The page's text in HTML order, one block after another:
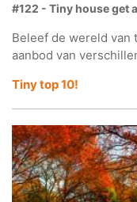
#122 - Tiny house get
Beleef de wereld van
aanbod van
Tiny top 10!